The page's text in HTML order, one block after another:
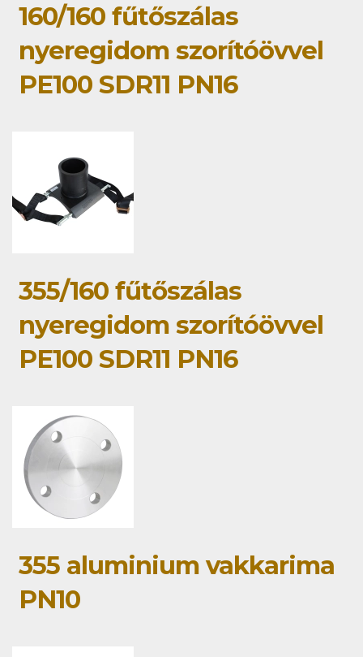
160/160 fűtőszálas
nyeregidom szorítóövvel
PE100 SDR11 PN16
355/160 fűtőszálas
nyeregidom szorítóövvel
PE100 SDR11 PN16
355 aluminium vakkarima
PN10